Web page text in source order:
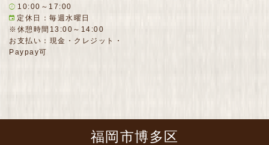
10:00～17:00
定休日：毎週水曜日
※休憩時間13:00～14:00
お支払い：現金・クレジット・
Paypay可
福岡市博多区